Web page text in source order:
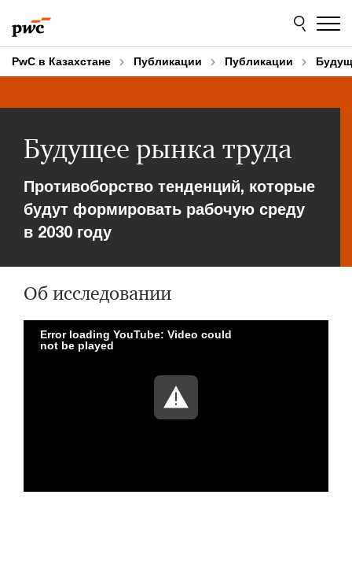
to
content
to
footer
PwC в Казахстане Публикации Публикации
Будущее рынка труда
Противоборство тенденций, которые
будут формировать рабочую среду
в 2030 году
Об исследовании
Error loading YouTube: Video could
not be played